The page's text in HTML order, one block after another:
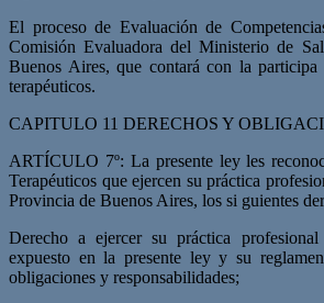
El proceso de Evaluación de
Comisión Evaluadora del Ministerio de
Buenos Aires, que contará con la participa­
terapéuticos.
CAPITULO 11 DERECHOS Y
ARTÍCULO 7º: La presente ley les
Terapéuticos que ejercen su práctica
Provincia de Buenos Aires, los si­ guientes
Derecho a ejercer su práctica
expuesto en la presente ley y su
obligaciones y responsabilidades;